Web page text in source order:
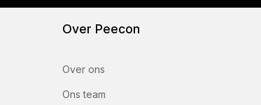
Over Peecon
Over ons
Ons team